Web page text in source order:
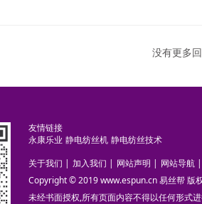
没有更多
友情链接
永康乐业 静电纺丝机 静电纺丝技术
关于我们 | 加入我们 | 网站声明 | 网站导航 |
Copyright © 2019 www.espun.cn 易丝帮 版
未经书面授权,所有页面内容不得以任何形式